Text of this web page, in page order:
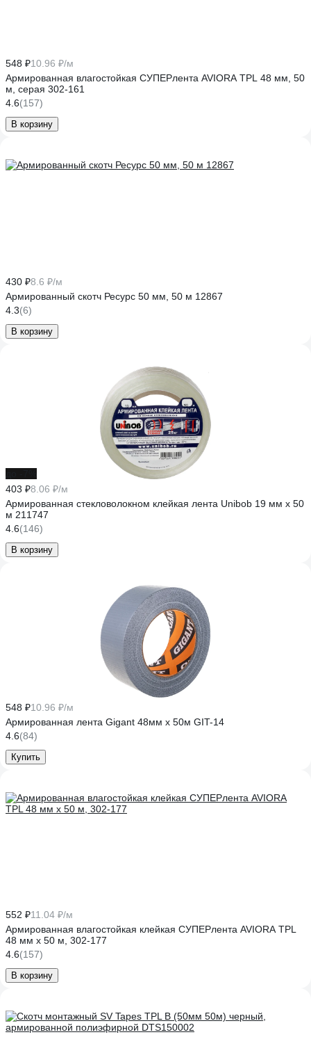
548 ₽10.96 ₽/м
Армированная влагостойкая СУПЕРлента AVIORA TPL 48 мм, 50
м, серая 302-161
4.6(157)
В корзину
430 ₽8.6 ₽/м
Армированный скотч Ресурс 50 мм, 50 м 12867
4.3(6)
В корзину
403 ₽8.06 ₽/м
Армированная стекловолокном клейкая лента Unibob 19 мм х 50
м 211747
4.6(146)
В корзину
548 ₽10.96 ₽/м
Армированная лента Gigant 48мм х 50м GIT-14
4.6(84)
Купить
552 ₽11.04 ₽/м
Армированная влагостойкая клейкая СУПЕРлента AVIORA TPL
48 мм х 50 м, 302-177
4.6(157)
В корзину